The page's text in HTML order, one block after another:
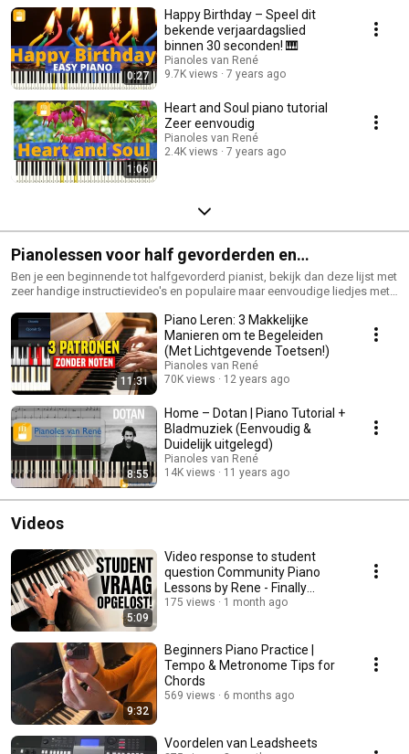
0:27
Happy Birthday – Speel dit
bekende verjaardagslied
binnen 30 seconden! 🎹
Pianoles van René
9.7K views
7 years ago
1:06
Heart and Soul piano tutorial
Zeer eenvoudig
Pianoles van René
2.4K views
7 years ago
Pianolessen voor half gevorderden en
naspeelliedjes
Ben je een beginnende tot halfgevorderd pianist, bekijk dan deze lijst met
zeer handige instructievideo's en populaire maar eenvoudige liedjes met
te snel voor je gaat.
11:31
Piano Leren: 3 Makkelijke
Manieren om te Begeleiden
(Met Lichtgevende Toetsen!)
Pianoles van René
70K views
12 years ago
8:55
Home – Dotan | Piano Tutorial +
Bladmuziek (Eenvoudig &
Duidelijk uitgelegd)
Pianoles van René
14K views
11 years ago
Videos
5:09
Video response to student
question Community Piano
Lessons by Rene - Finally
Playing the Piano co...
175 views 1 month ago
9:32
Beginners Piano Practice |
Tempo & Metronome Tips for
Chords
569 views 6 months ago
Voordelen van Leadsheets